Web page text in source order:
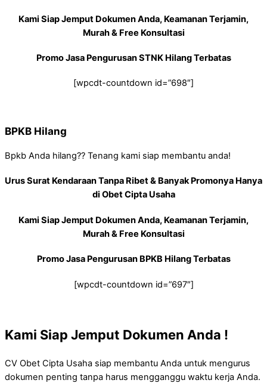
Kami Siap Jemput Dokumen Anda, Keamanan Terjamin,
Murah & Free Konsultasi
Promo Jasa Pengurusan STNK Hilang Terbatas
[wpcdt-countdown id=”698″]
BPKB Hilang
Bpkb Anda hilang?? Tenang kami siap membantu anda!
Urus Surat Kendaraan Tanpa Ribet & Banyak Promonya Hanya
di Obet Cipta Usaha
Kami Siap Jemput Dokumen Anda, Keamanan Terjamin,
Murah & Free Konsultasi
Promo Jasa Pengurusan BPKB Hilang Terbatas
[wpcdt-countdown id=”697″]
Kami Siap Jemput Dokumen Anda !
CV Obet Cipta Usaha siap membantu Anda untuk mengurus
dokumen penting tanpa harus mengganggu waktu kerja Anda.